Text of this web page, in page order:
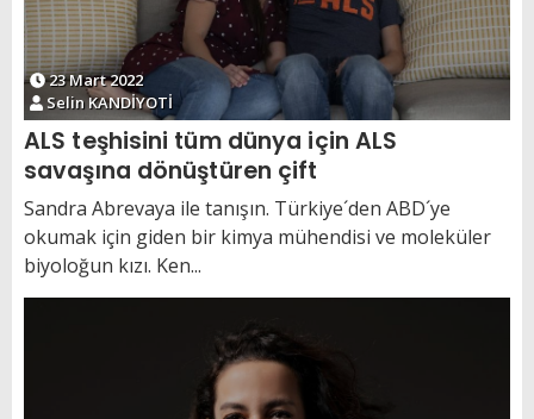
23 Mart 2022
Selin KANDİYOTİ
ALS teşhisini tüm dünya için ALS
savaşına dönüştüren çift
Sandra Abrevaya ile tanışın. Türkiye´den ABD´ye
okumak için giden bir kimya mühendisi ve moleküler
biyoloğun kızı. Ken...